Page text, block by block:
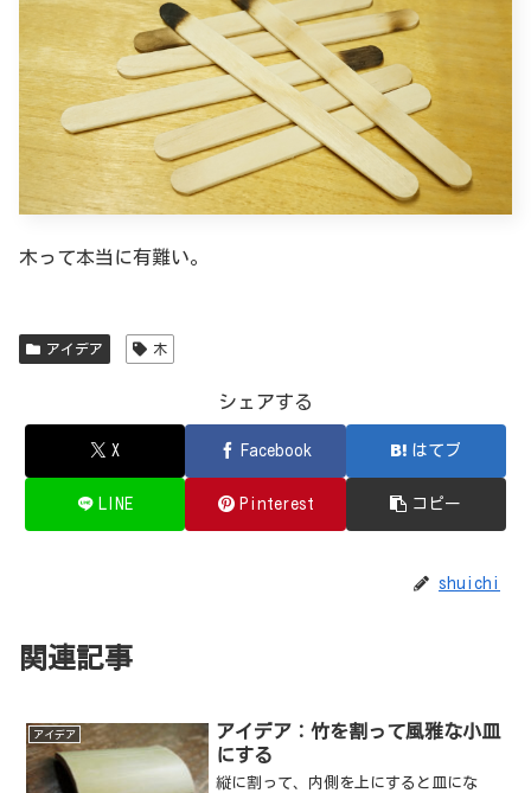
木って本当に有難い。
アイデア 木
シェアする
X Facebook はてブ
LINE Pinterest コピー
shuichi
関連記事
アイデア
アイデア：竹を割って風雅な小皿
にする
縦に割って、内側を上にすると皿にな